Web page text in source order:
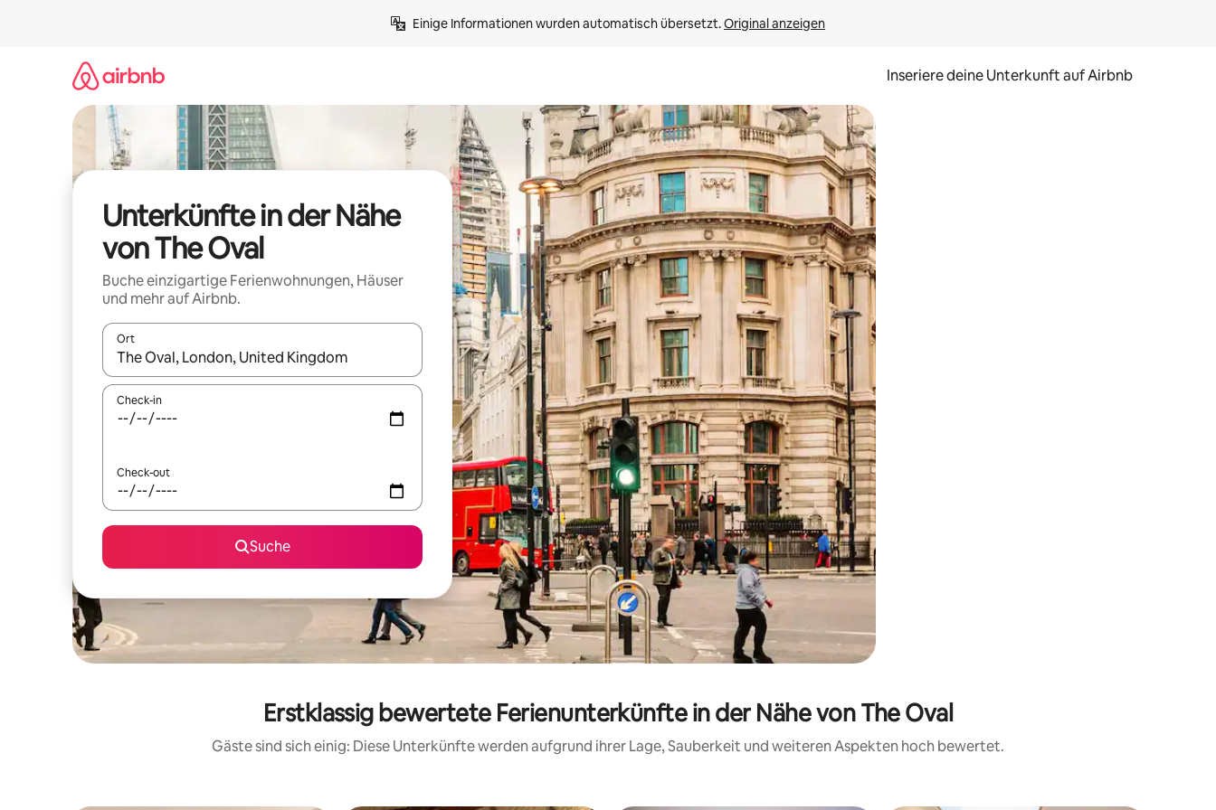
Einige Informationen wurden automatisch übersetzt. Original anzeigen
Inseriere deine Unterkunft auf Airbnb
Unterkünfte in der Nähe
von The Oval
Buche einzigartige Ferienwohnungen, Häuser
und mehr auf Airbnb.
Ort
Wenn Ergebnisse verfügbar sind, navigiere mit den Pfeiltasten nach oben und unten oder erkunde die Ergebnisse durch Berühren oder Wischgesten.
Check-in
Check-out
Suche
Erstklassig bewertete Ferienunterkünfte in der Nähe von The Oval
Gäste sind sich einig: Diese Unterkünfte werden aufgrund ihrer Lage, Sauberkeit und weiteren Aspekten hoch bewertet.